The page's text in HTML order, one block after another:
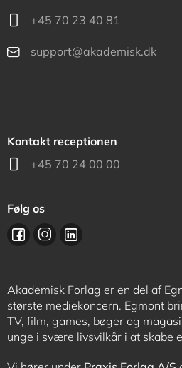
+45 70 23 40 81
support@akademisk.dk
Kontakt receptionen
+45 70 24 00 00
Følg os
Akademisk Forlag er en del af
største mediekoncern. Egmont
TV, film, games, bøger og
unge i svære livsvilkår i at skabe